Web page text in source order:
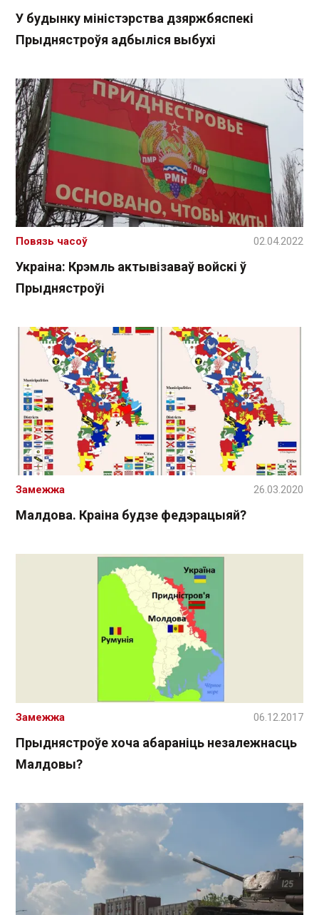
У будынку міністэрства дзяржбяспекі
Прыднястроўя адбыліся выбухі
Украіна: Крэмль актывізаваў войскі ў
Прыднястроўі
Повязь часоў 02.04.2022
Малдова. Краіна будзе федэрацыяй?
Замежжа 26.03.2020
Прыднястроўе хоча абараніць незалежнасць
Малдовы?
Замежжа 06.12.2017